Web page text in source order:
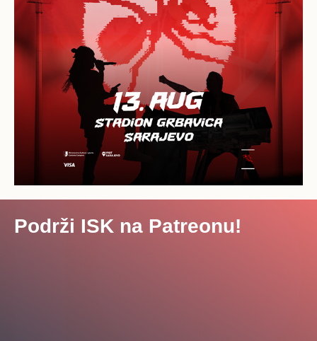
Podrži ISK na Patreonu!